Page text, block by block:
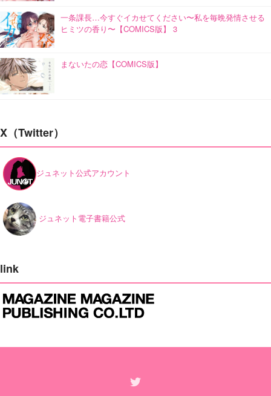
一条課長…今すぐイカせてください〜私を毎晩発情させる
ヒミツの香り〜【COMICS版】 3
まないたの恋【COMICS版】
X（Twitter）
ジュネット公式アカウント
ジュネット電子書籍公式
link